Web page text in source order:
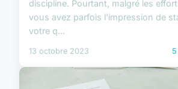
discipline. Pourtant, malgré les
vous avez parfois l'impression de
votre q...
13 octobre 2023